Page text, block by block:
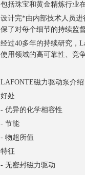
包括珠宝和黄金精炼行业
设计完*由内部技术人员
保了对每个细节的持续监
经过40多年的持续研究，
使用领域的高可靠性、竞
LAFONTE磁力驱动泵介绍
好处
- 优异的化学相容性
- 节能
- 物超所值
特征
- 无密封磁力驱动